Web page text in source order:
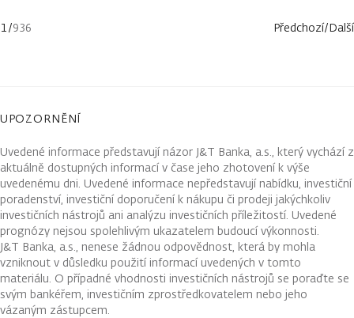
1/936 Předchozí/Další
UPOZORNĚNÍ
Uvedené informace představují názor J&T Banka, a.s., který vychází z
aktuálně dostupných informací v čase jeho zhotovení k výše
uvedenému dni. Uvedené informace nepředstavují nabídku, investiční
poradenství, investiční doporučení k nákupu či prodeji jakýchkoliv
investičních nástrojů ani analýzu investičních příležitostí. Uvedené
prognózy nejsou spolehlivým ukazatelem budoucí výkonnosti.
J&T Banka, a.s., nenese žádnou odpovědnost, která by mohla
vzniknout v důsledku použití informací uvedených v tomto
materiálu. O případné vhodnosti investičních nástrojů se poraďte se
svým bankéřem, investičním zprostředkovatelem nebo jeho
vázaným zástupcem.